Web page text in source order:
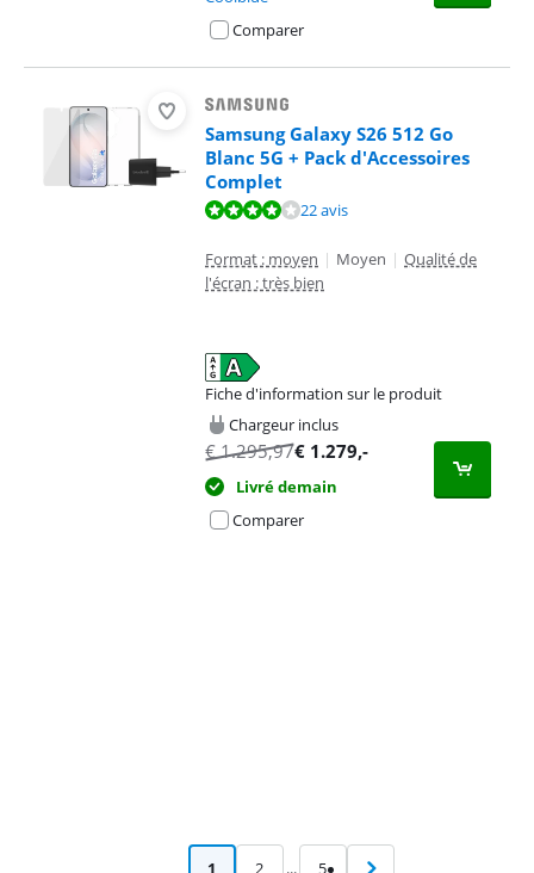
Comparer
Samsung Galaxy S26 512 Go
Blanc 5G + Pack d'Accessoires
Complet
La note est de 8,3 sur 10, basée sur 22 avis.22 avis
Format : moyen | Moyen | Qualité de
l'écran : très bien
Fiche d'information sur le produit
s'ouvre dans un nouvel ongletChargeur inclus
€1.295,97€ 1.279,-
Livré demain
Comparer
1 2 ... 5